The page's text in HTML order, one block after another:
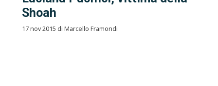
Shoah
17 nov 2015 di Marcello Framondi